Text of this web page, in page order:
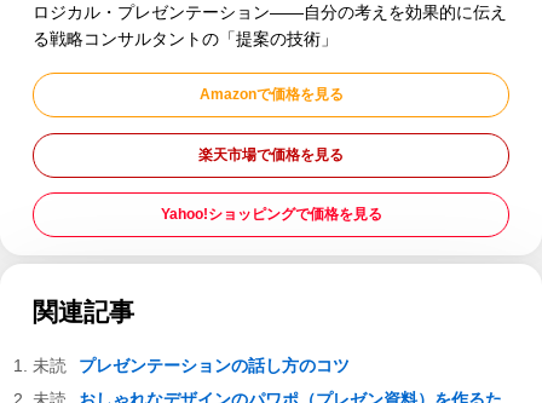
ロジカル・プレゼンテーション――自分の考えを効果的に伝え
る戦略コンサルタントの「提案の技術」
Amazonで価格を見る
楽天市場で価格を見る
Yahoo!ショッピングで価格を見る
関連記事
プレゼンテーションの話し方のコツ